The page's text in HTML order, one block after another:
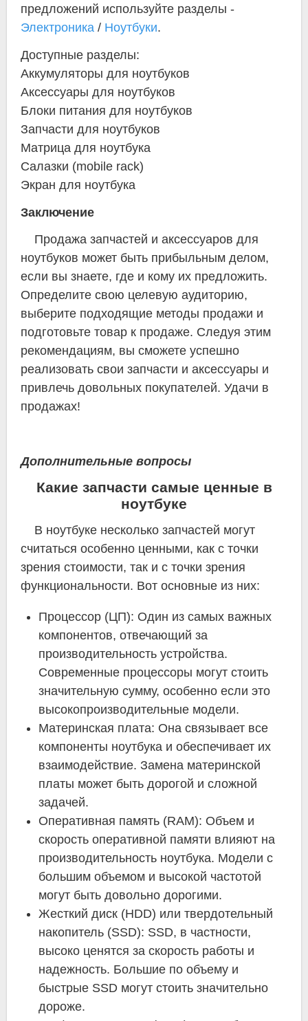
предложений используйте разделы -
Электроника / Ноутбуки.
Доступные разделы:
Аккумуляторы для ноутбуков
Аксессуары для ноутбуков
Блоки питания для ноутбуков
Запчасти для ноутбуков
Матрица для ноутбука
Салазки (mobile rack)
Экран для ноутбука
Заключение
Продажа запчастей и аксессуаров для
ноутбуков может быть прибыльным делом,
если вы знаете, где и кому их предложить.
Определите свою целевую аудиторию,
выберите подходящие методы продажи и
подготовьте товар к продаже. Следуя этим
рекомендациям, вы сможете успешно
реализовать свои запчасти и аксессуары и
привлечь довольных покупателей. Удачи в
продажах!
Дополнительные вопросы
Какие запчасти самые ценные в
ноутбуке
В ноутбуке несколько запчастей могут
считаться особенно ценными, как с точки
зрения стоимости, так и с точки зрения
функциональности. Вот основные из них:
Процессор (ЦП): Один из самых важных
компонентов, отвечающий за
производительность устройства.
Современные процессоры могут стоить
значительную сумму, особенно если это
высокопроизводительные модели.
Материнская плата: Она связывает все
компоненты ноутбука и обеспечивает их
взаимодействие. Замена материнской
платы может быть дорогой и сложной
задачей.
Оперативная память (RAM): Объем и
скорость оперативной памяти влияют на
производительность ноутбука. Модели с
большим объемом и высокой частотой
могут быть довольно дорогими.
Жесткий диск (HDD) или твердотельный
накопитель (SSD): SSD, в частности,
высоко ценятся за скорость работы и
надежность. Большие по объему и
быстрые SSD могут стоить значительно
дороже.